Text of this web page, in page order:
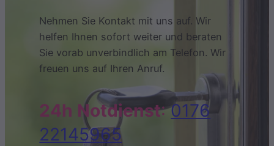
Nehmen Sie Kontakt mit uns auf. Wir
helfen Ihnen sofort weiter und beraten
Sie vorab unverbindlich am Telefon. Wir
freuen uns auf Ihren Anruf.
24h Notdienst:0176
22145965